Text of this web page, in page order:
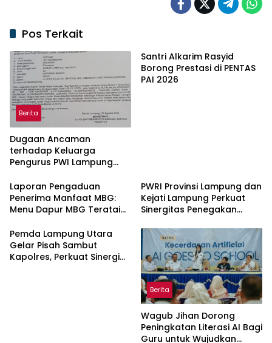
Pos Terkait
Berita
Dugaan Ancaman
terhadap Keluarga
Pengurus PWI Lampung
Jurnalis
Santri Alkarim Rasyid
Borong Prestasi di PENTAS
PAI 2026
Laporan Pengaduan
Penerima Manfaat MBG:
Menu Dapur MBG Teratai
Masyarakat Minta Satgas
Lakukan Investigasi
PWRI Provinsi Lampung dan
Kejati Lampung Perkuat
Sinergitas Penegakan
Pemda Lampung Utara
Gelar Pisah Sambut
Kapolres, Perkuat Sinergi
Berita
Wagub Jihan Dorong
Peningkatan Literasi AI Bagi
Guru untuk Wujudkan